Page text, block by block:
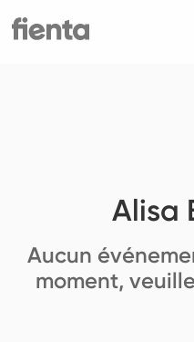
Alisa
Aucun
moment,